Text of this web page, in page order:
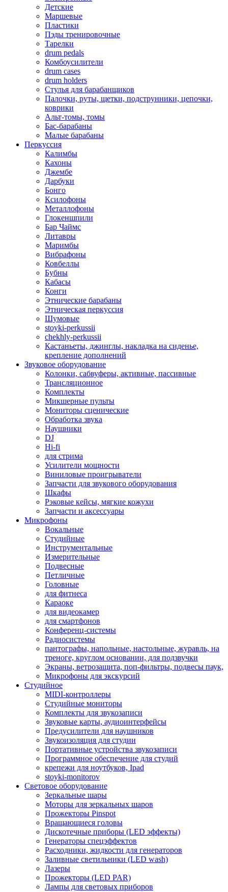
Детские
Маршевые
Пластики
Пэды тренировочные
Тарелки
drum pedals
Комбоусилители
drum cases
drum holders
Стулья для барабанщиков
Палочки, руты, щетки, подструнники, цепочки,
коврики
Альт-томы, томы
Бас-барабаны
Малые барабаны
Перкуссия
Калимбы
Кахоны
Джембе
Дарбуки
Бонго
Ксилофоны
Металлофоны
Глокеншпили
Бар Чаймс
Литавры
Маримбы
Вибрафоны
Ковбеллы
Бубны
Кабасы
Конги
Этнические барабаны
Этническая перкуссия
Шумовые
stoyki-perkussii
chekhly-perkussii
Кастаньеты, джинглы, накладка на сиденье,
крепление дополнений
Звуковое оборудование
Колонки, сабвуферы, активные, пассивные
Трансляционное
Комплекты
Микшерные пульты
Мониторы сценические
Обработка звука
Наушники
DJ
Hi-fi
для стрима
Усилители мощности
Виниловые проигрыватели
Запчасти для звукового оборудования
Шкафы
Рэковые кейсы, мягкие кожухи
Запчасти и аксессуары
Микрофоны
Вокальные
Студийные
Инструментальные
Измерительные
Подвесные
Петличные
Головные
для фитнеса
Караоке
для видеокамер
для смартфонов
Конференц-системы
Радиосистемы
пантографы, напольные, настольные, журавль, на
треноге, круглом основании, для подзвучки
Экраны, ветрозащита, поп-фильтры, подвесы паук,
Микрофоны для экскурсий
Студийное
MIDI-контроллеры
Студийные мониторы
Комплекты для звукозаписи
Звуковые карты, аудиоинтерфейсы
Предусилители для наушников
Звукоизоляция для студии
Портативные устройства звукозаписи
Программное обеспечение для студий
крепежи для ноутбуков, Ipad
stoyki-monitorov
Световое оборудование
Зеркальные шары
Моторы для зеркальных шаров
Прожекторы Pinspot
Вращающиеся головы
Дискотечные приборы (LED эффекты)
Генераторы спецэффектов
Расходники, жидкости для генераторов
Заливные светильники (LED wash)
Лазеры
Прожекторы (LED PAR)
Лампы для световых приборов